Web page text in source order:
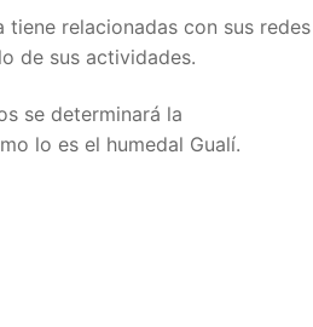
relacionadas con sus redes
de sus actividades.
se determinará la
lo es el humedal Gualí.